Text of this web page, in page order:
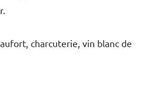
charcuterie, vin blanc de